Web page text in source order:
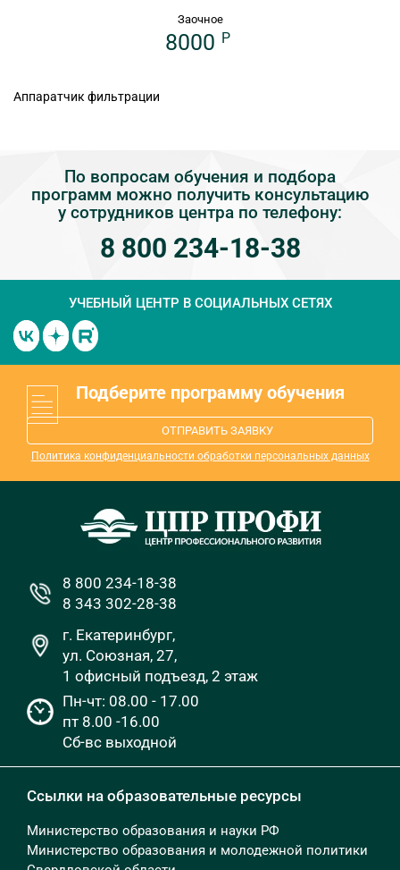
Заочное
8000 P
Аппаратчик фильтрации
По вопросам обучения и подбора
программ можно получить консультацию
у сотрудников центра по телефону:
8 800 234-18-38
УЧЕБНЫЙ ЦЕНТР В СОЦИАЛЬНЫХ СЕТЯХ
Подберите программу обучения
ОТПРАВИТЬ ЗАЯВКУ
Политика конфиденциальности обработки персональных данных
8 800 234-18-38
8 343 302-28-38
г. Екатеринбург,
ул. Союзная, 27,
1 офисный подъезд, 2 этаж
Пн-чт: 08.00 - 17.00
пт 8.00 -16.00
Сб-вс выходной
Ссылки на образовательные ресурсы
Министерство образования и науки РФ
Министерство образования и молодежной политики